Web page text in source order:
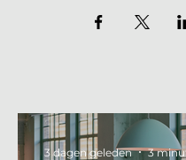
3 dagen geleden